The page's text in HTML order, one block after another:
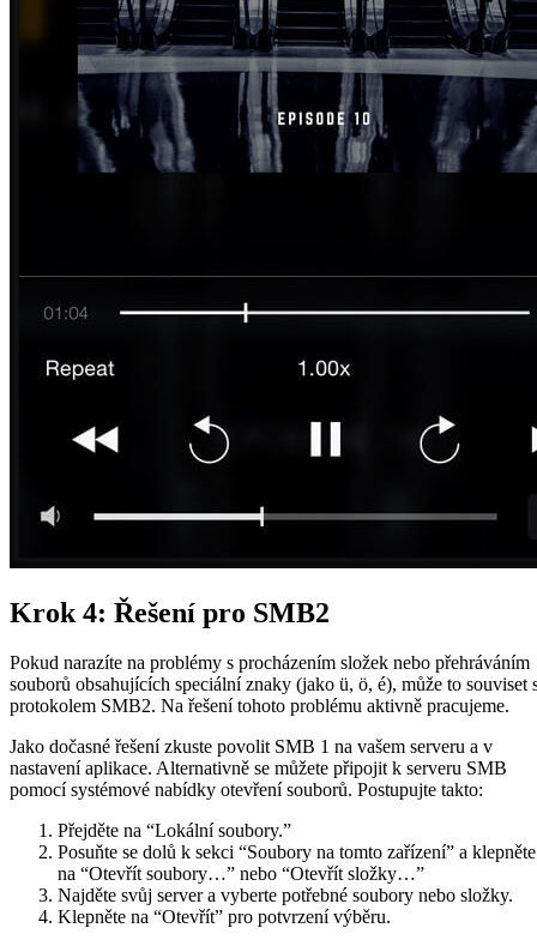
Krok 4: Řešení pro SMB2
Pokud narazíte na problémy s procházením složek nebo přehráváním
souborů obsahujících speciální znaky (jako ü, ö, é), může to souviset
protokolem SMB2. Na řešení tohoto problému aktivně pracujeme.
Jako dočasné řešení zkuste povolit SMB 1 na vašem serveru a v
nastavení aplikace. Alternativně se můžete připojit k serveru SMB
pomocí systémové nabídky otevření souborů. Postupujte takto:
Přejděte na “Lokální soubory.”
Posuňte se dolů k sekci “Soubory na tomto zařízení” a klepněte
na “Otevřít soubory…” nebo “Otevřít složky…”
Najděte svůj server a vyberte potřebné soubory nebo složky.
Klepněte na “Otevřít” pro potvrzení výběru.